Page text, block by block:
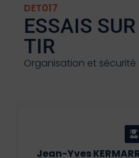
DET017
ESSAIS
TIR
Organisation et sécurité
Jean-Yves